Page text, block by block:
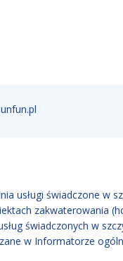
usługi świadczone w
zakwaterowania
świadczonych w
w Informatorze